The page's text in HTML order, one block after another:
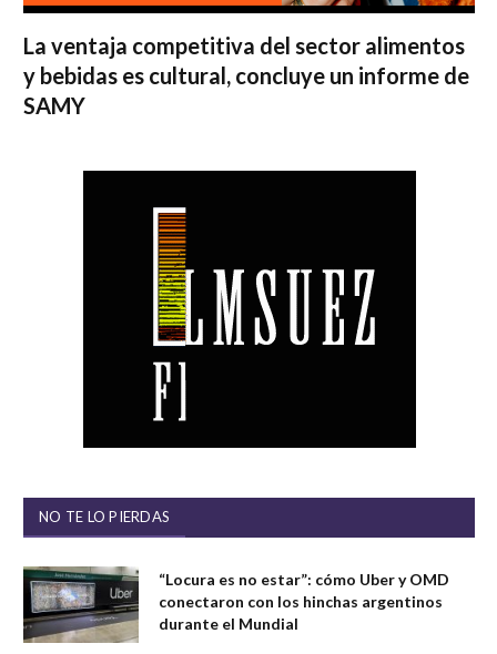
La ventaja competitiva del sector alimentos
y bebidas es cultural, concluye un informe de
SAMY
NO TE LO PIERDAS
“Locura es no estar”: cómo Uber y OMD
conectaron con los hinchas argentinos
durante el Mundial